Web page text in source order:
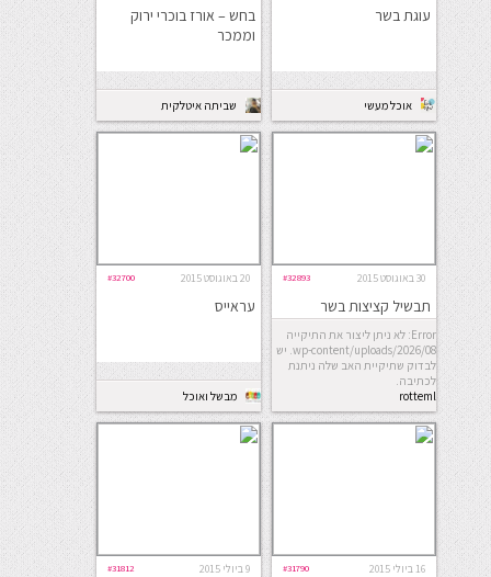
עוגת בשר
אוכל מעשי
בחש – אורז בוכרי ירוק
וממכר
שביתה איטלקית
30 באוגוסט 2015 #32893
תבשיל קציצות בשר
ושקדים ברוטב חצילים
Error: לא ניתן ליצור את התיקייה
wp-content/uploads/2026/08. יש
לבדוק שתיקיית האב שלה ניתנת
לכתיבה.
rotteml
20 באוגוסט 2015 #32700
עראייס
מבשל ואוכל
16 ביולי 2015 #31790 9 ביולי 2015 #31812